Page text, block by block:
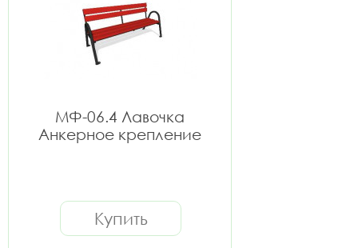
МФ-06.4 Лавочка
Анкерное крепление
Купить